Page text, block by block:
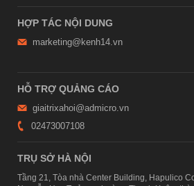
HỢP TÁC NỘI DUNG
marketing@kenh14.vn
HỖ TRỢ QUẢNG CÁO
giaitrixahoi@admicro.vn
02473007108
TRỤ SỞ HÀ NỘI
Tầng 21, Tòa nhà Center Building, Hapulico